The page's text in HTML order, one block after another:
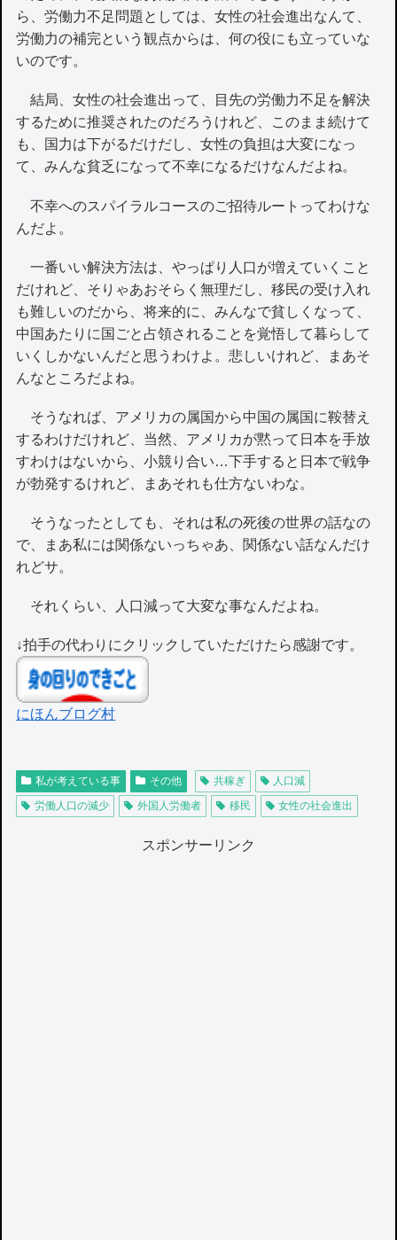
ら、労働力不足問題としては、女性の社会進出なんて、
労働力の補完という観点からは、何の役にも立っていな
いのです。
結局、女性の社会進出って、目先の労働力不足を解決
するために推奨されたのだろうけれど、このまま続けて
も、国力は下がるだけだし、女性の負担は大変になっ
て、みんな貧乏になって不幸になるだけなんだよね。
不幸へのスパイラルコースのご招待ルートってわけな
んだよ。
一番いい解決方法は、やっぱり人口が増えていくこと
だけれど、そりゃあおそらく無理だし、移民の受け入れ
も難しいのだから、将来的に、みんなで貧しくなって、
中国あたりに国ごと占領されることを覚悟して暮らして
いくしかないんだと思うわけよ。悲しいけれど、まあそ
んなところだよね。
そうなれば、アメリカの属国から中国の属国に鞍替え
するわけだけれど、当然、アメリカが黙って日本を手放
すわけはないから、小競り合い…下手すると日本で戦争
が勃発するけれど、まあそれも仕方ないわな。
そうなったとしても、それは私の死後の世界の話なの
で、まあ私には関係ないっちゃあ、関係ない話なんだけ
れどサ。
それくらい、人口減って大変な事なんだよね。
↓拍手の代わりにクリックしていただけたら感謝です。
にほんブログ村
私が考えている事 その他 共稼ぎ
人口減
労働人口の減少
外国人労働者 移民 女性の社会進出
スポンサーリンク